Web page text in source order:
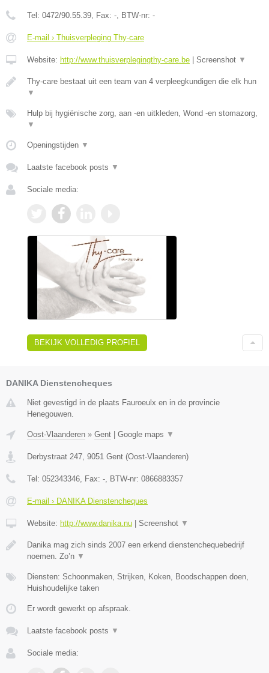
Tel: 0472/90.55.39 , Fax: - , BTW-nr: -
E-mail › Thuisverpleging Thy-care
Website: http://www.thuisverplegingthy-care.be | Screenshot ▼
Thy-care bestaat uit een team van 4 verpleegkundigen die elk hun
▼
Hulp bij hygiënische zorg, aan -en uitkleden, Wond -en stomazorg,
▼
Openingstijden ▼
Laatste facebook posts ▼
Sociale media:
BEKIJK VOLLEDIG PROFIEL
DANIKA Dienstencheques
Niet gevestigd in de plaats Fauroeulx en in de provincie
Henegouwen.
Oost-Vlaanderen » Gent | Google maps ▼
Derbystraat 247 9051 Gent (Oost-Vlaanderen)
Tel: 052343346 , Fax: - , BTW-nr: 0866883357
E-mail › DANIKA Dienstencheques
Website: http://www.danika.nu | Screenshot ▼
Danika mag zich sinds 2007 een erkend dienstenchequebedrijf
noemen. Zo’n ▼
Diensten: Schoonmaken, Strijken, Koken, Boodschappen doen,
Huishoudelijke taken
Er wordt gewerkt op afspraak.
Laatste facebook posts ▼
Sociale media: